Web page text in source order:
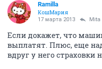
Ramilla
КошМария
17 марта 2013 Mita
Если докажет, что
выплатят. Плюс, еще
вдруг у него страховки